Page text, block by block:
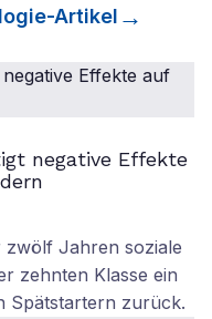
-Artikel
negative Effekte
zwölf Jahren soziale
zehnten Klasse ein
Spätstartern zurück.